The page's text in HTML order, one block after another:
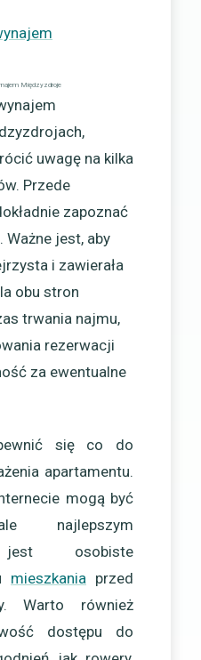
Międzyzdroje
uwagę na kilka
Przede
zapoznać
jest, aby
i zawierała
obu stron
trwania najmu,
rezerwacji
za ewentualne
się co do
apartamentu.
mogą być
najlepszym
jest osobiste
mieszkania przed
Warto również
dostępu do